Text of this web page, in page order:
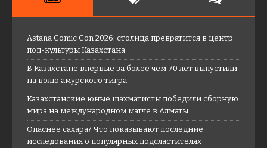
Astana Comic Con 2026: столица превратится в центр
поп-культуры Казахстана
В Казахстане впервые за более чем 70 лет выпустили
на волю амурского тигра
Казахстанские юные шахматисты победили сборную
мира на международном матче в Алматы
Опаснее сахара? Что показывают последние
исследования о популярных подсластителях